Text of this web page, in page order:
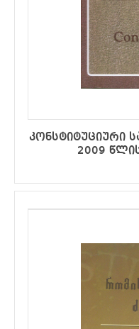
კონსტიტუციური
2009